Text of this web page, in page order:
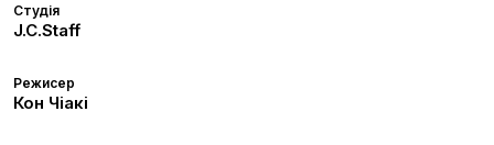
Студія
J.C.Staff
Режисер
Кон Чіакі